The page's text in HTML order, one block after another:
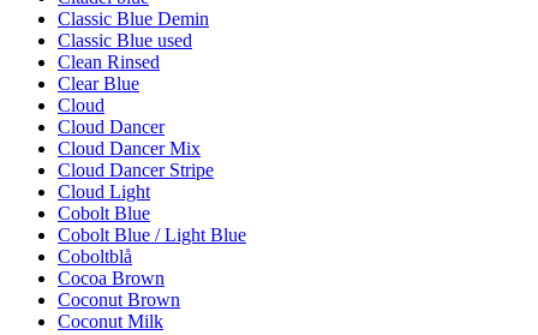
Classic Blue Demin
Classic Blue used
Clean Rinsed
Clear Blue
Cloud
Cloud Dancer
Cloud Dancer Mix
Cloud Dancer Stripe
Cloud Light
Cobolt Blue
Cobolt Blue / Light Blue
Coboltblå
Cocoa Brown
Coconut Brown
Coconut Milk